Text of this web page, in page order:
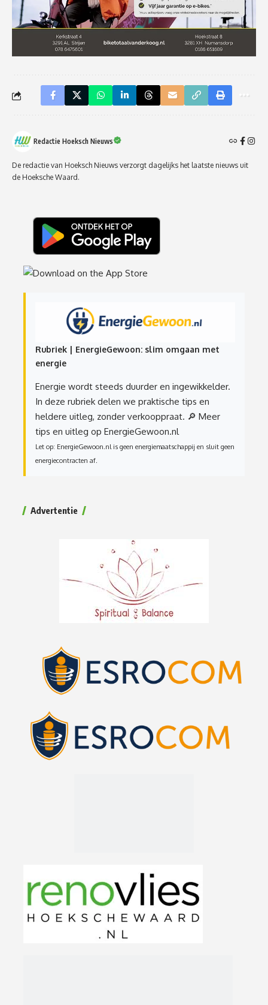
Redactie Hoeksch Nieuws
De redactie van Hoeksch Nieuws verzorgt dagelijks het laatste nieuws uit
de Hoeksche Waard.
Rubriek | EnergieGewoon: slim omgaan met
energie
Energie wordt steeds duurder en ingewikkelder.
In deze rubriek delen we praktische tips en
heldere uitleg, zonder verkooppraat. 🔎 Meer
tips en uitleg op EnergieGewoon.nl
Let op: EnergieGewoon.nl is geen energiemaatschappij en sluit geen
energiecontracten af.
Advertentie